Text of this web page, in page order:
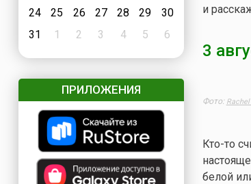
24
25 26 27 28 29
30
31
1 2 3 4 5 6
ПРИЛОЖЕНИЯ
и
3
Фото:
Кто-то
белой